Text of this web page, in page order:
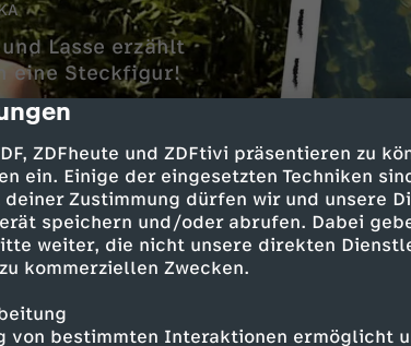
ZDFheute und ZDFtivi präsentieren zu
ein. Einige der eingesetzten Techniken
Zustimmung dürfen wir und unsere
speichern und/oder abrufen. Dabei
weiter, die nicht unsere direkten
kommerziellen Zwecken.
von bestimmten Interaktionen ermöglicht
Lasse erzählt
eine Steckfigur!